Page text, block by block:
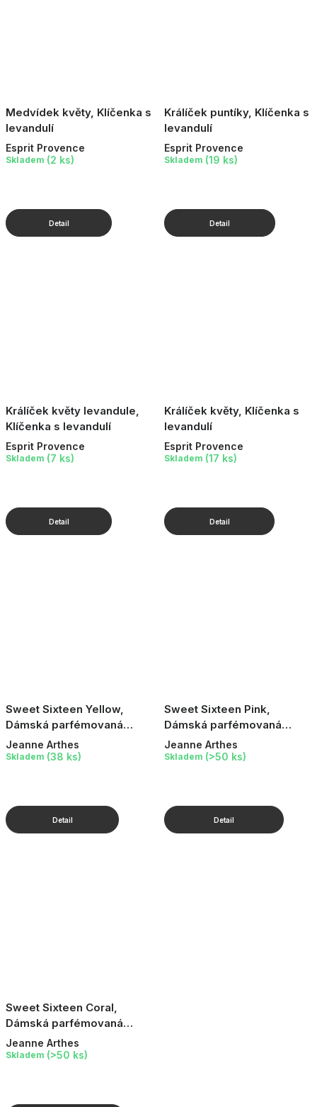
Medvídek květy, Klíčenka s
levandulí
Esprit Provence
Skladem (2 ks)
Králíček puntíky, Klíčenka s
levandulí
Esprit Provence
Skladem (19 ks)
Králíček květy levandule,
Klíčenka s levandulí
Esprit Provence
Skladem (7 ks)
Králíček květy, Klíčenka s
levandulí
Esprit Provence
Skladem (17 ks)
Sweet Sixteen Yellow,
Dámská parfémovaná
voda, 100 ml
Jeanne Arthes
Skladem (38 ks)
Sweet Sixteen Pink,
Dámská parfémovaná
voda, 100 ml
Jeanne Arthes
Skladem (>50 ks)
Sweet Sixteen Coral,
Dámská parfémovaná
voda, 100 ml
Jeanne Arthes
Skladem (>50 ks)